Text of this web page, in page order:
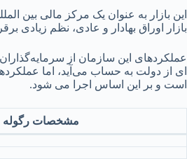
این بازار به عنوان یک مرکز مالی بین
بازار اوراق بهادار و عادی، نظم زیادی
ای از دولت به حساب می‌آید، اما
است و بر این اساس اجرا می شود.
مشخصات رگوله